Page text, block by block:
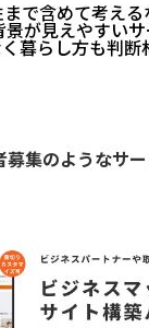
で含めて考える
が見えやすい
暮らし方も判
募集のようなサ